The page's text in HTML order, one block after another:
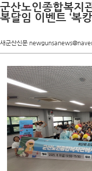
군산노인종합복지
복달임 이벤트 ‘복
새군산신문